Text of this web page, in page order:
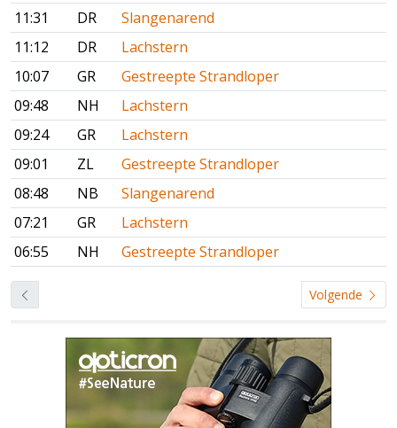
11:31
DR
Slangenarend
11:12
DR
Lachstern
10:07
GR
Gestreepte Strandloper
09:48
NH
Lachstern
09:24
GR
Lachstern
09:01
ZL
Gestreepte Strandloper
08:48
NB
Slangenarend
07:21
GR
Lachstern
06:55
NH Gestreepte Strandloper
Volgende